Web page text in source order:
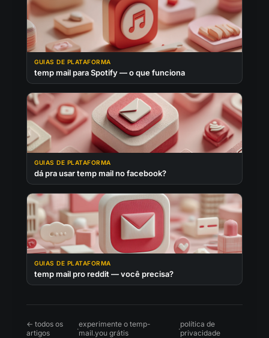
GUIAS DE PLATAFORMA
temp mail para Spotify — o que funciona
GUIAS DE PLATAFORMA
dá pra usar temp mail no facebook?
GUIAS DE PLATAFORMA
temp mail pro reddit — você precisa?
← todos os
artigos
·experimente o temp-
mail.you grátis
·política de
privacidade